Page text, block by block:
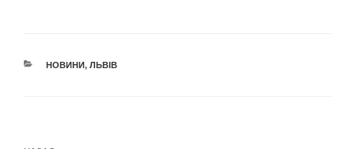
КАТЕГОРІЇ
НОВИНИ, ЛЬВІВ